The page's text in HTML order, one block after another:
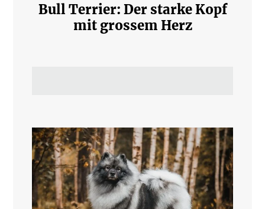
Bull Terrier: Der starke Kopf
mit grossem Herz